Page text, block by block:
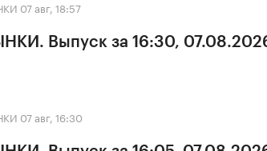
07 авг, 18:57
Выпуск за 16:30,
07 авг, 16:30